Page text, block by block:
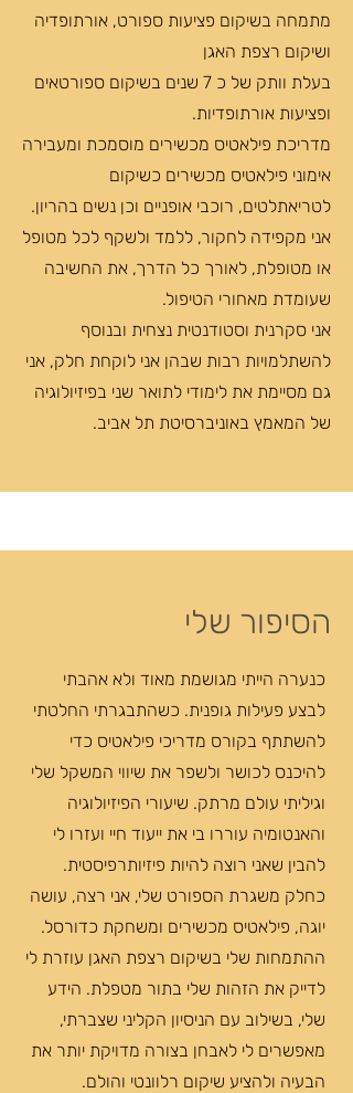
מתמחה בשיקום פציעות ספורט, אורתופדיה
ושיקום רצפת האגן
בעלת וותק של כ 7 שנים בשיקום ספורטאים
ופציעות אורתופדיות.
מדריכת פילאטיס מכשירים מוסמכת ומעבירה
אימוני פילאטיס מכשירים כשיקום
לטריאתלטים, רוכבי אופניים וכן נשים בהריון.
אני מקפידה לחקור, ללמד ולשקף לכל מטופל
או מטופלת, לאורך כל הדרך, את החשיבה
שעומדת מאחורי הטיפול.
אני סקרנית וסטודנטית נצחית ובנוסף
להשתלמויות רבות שבהן אני לוקחת חלק, אני
גם מסיימת את לימודי לתואר שני בפיזיולוגיה
של המאמץ באוניברסיטת תל אביב.
הסיפור שלי
כנערה הייתי מגושמת מאוד ולא אהבתי
לבצע פעילות גופנית. כשהתבגרתי החלטתי
להשתתף בקורס מדריכי פילאטיס כדי
להיכנס לכושר ולשפר את שיווי המשקל שלי
וגיליתי עולם מרתק. שיעורי הפיזיולוגיה
והאנטומיה עוררו בי את ייעוד חיי ועזרו לי
להבין שאני רוצה להיות פיזיותרפיסטית.
כחלק משגרת הספורט שלי, אני רצה, עושה
יוגה, פילאטיס מכשירים ומשחקת כדורסל.
ההתמחות שלי בשיקום רצפת האגן עוזרת לי
לדייק את הזהות שלי בתור מטפלת. הידע
שלי, בשילוב עם הניסיון הקליני שצברתי,
מאפשרים לי לאבחן בצורה מדויקת יותר את
הבעיה ולהציע שיקום רלוונטי והולם.